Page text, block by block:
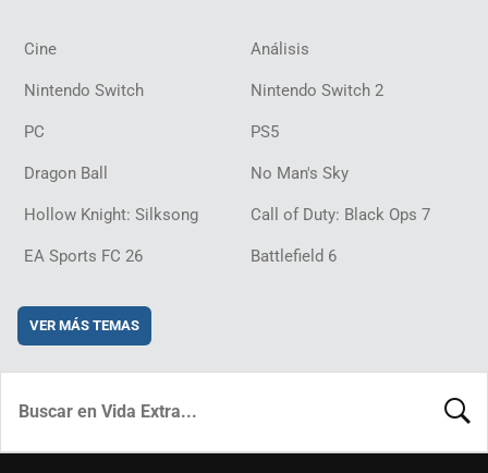
Cine Análisis
Nintendo Switch Nintendo Switch 2
PC PS5
Dragon Ball No Man's Sky
Hollow Knight: Silksong Call of Duty: Black Ops 7
EA Sports FC 26 Battlefield 6
VER MÁS TEMAS